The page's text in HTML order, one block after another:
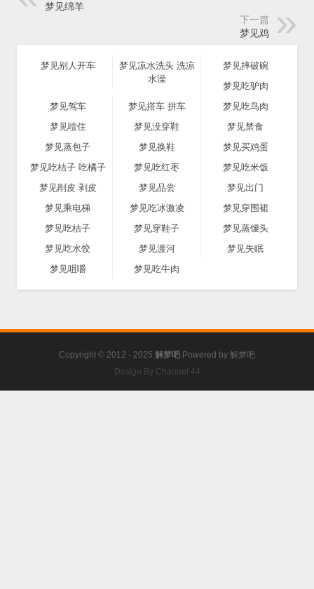
梦见绵羊
下一篇
梦见鸡
梦见别人开车
梦见凉水洗头 洗凉
水澡
梦见摔破碗
梦见吃驴肉
梦见驾车
梦见撘车 拼车
梦见吃鸟肉
梦见噎住
梦见没穿鞋
梦见禁食
梦见蒸包子
梦见换鞋
梦见买鸡蛋
梦见吃桔子 吃橘子
梦见吃红枣
梦见吃米饭
梦见削皮 剥皮
梦见品尝
梦见出门
梦见乘电梯
梦见吃冰激凌
梦见穿围裙
梦见吃桔子
梦见穿鞋子
梦见蒸馒头
梦见吃水饺
梦见渡河
梦见失眠
梦见咀嚼
梦见吃牛肉
Copyright © 2012 - 2025 解梦吧 Powered by 解梦吧
Design By Channel 44